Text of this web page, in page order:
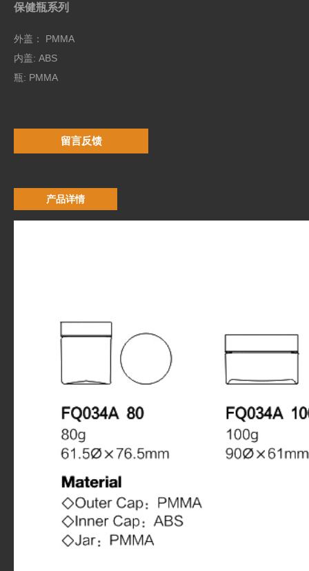
保健瓶系列
外盖： PMMA
内盖: ABS
瓶: PMMA
留言反馈
产品详情